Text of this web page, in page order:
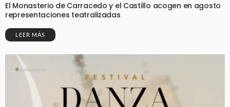
El Monasterio de Carracedo y el Castillo acogen en agosto
representaciones teatralizadas
LEER MÁS